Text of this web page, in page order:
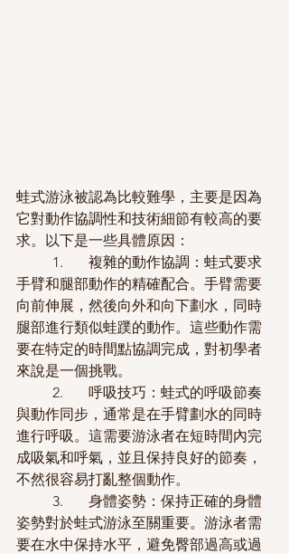
蛙式游泳被認為比較難學，主要是因為
它對動作協調性和技術細節有較高的要
求。以下是一些具體原因：
手臂和腿部動作的精確配合。手臂需要
向前伸展，然後向外和向下劃水，同時
腿部進行類似蛙蹼的動作。這些動作需
要在特定的時間點協調完成，對初學者
來說是一個挑戰。
與動作同步，通常是在手臂劃水的同時
進行呼吸。這需要游泳者在短時間內完
成吸氣和呼氣，並且保持良好的節奏，
不然很容易打亂整個動作。
姿勢對於蛙式游泳至關重要。游泳者需
要在水中保持水平，避免臀部過高或過